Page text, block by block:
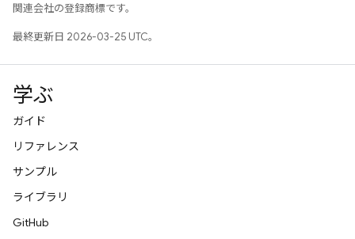
関連会社の登録商標です。
最終更新日 2026-03-25 UTC。
学ぶ
ガイド
リファレンス
サンプル
ライブラリ
GitHub